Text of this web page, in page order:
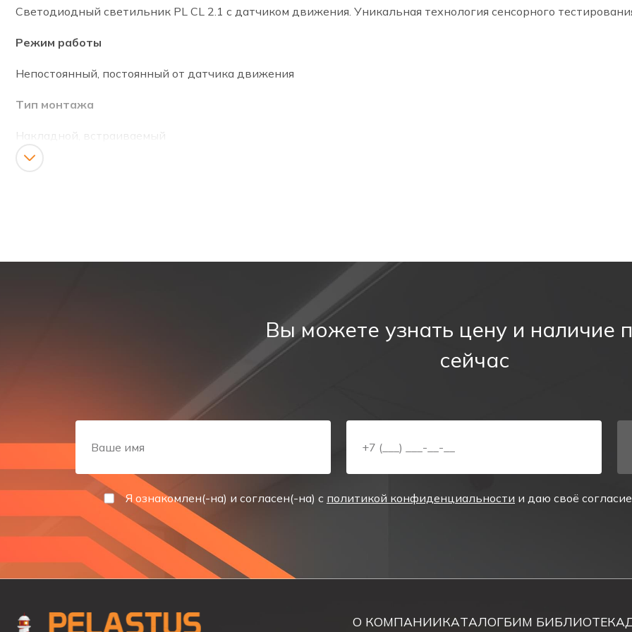
Способ монтажа
Светодиодный светильник PL CL 2.1 с датчиком движения. Уникальная технология сенсорного
Режим работы
Непостоянный, постоянный от датчика движения
Тип монтажа
Накладной, встраиваемый
Закрепите нижнюю часть корпуса на стене.
Вставьте провод переменного тока через отверстие в нижнем корпусе, подключите.
Подключитесь к источнику питания переменного тока.
Вставьте провод переменного тока через отверстие в нижнем корпусе.
Соберите светильник.
Установите на светильник дополнительный корпус для встраиваемого монтажа.
Наденьте пружины. Установите светильник.
Подключитесь к источнику питания переменного тока.
Датчик движения
Расстояние срабатывания датчика 6 метров.
Вы можете узнать цену и наличие
сейчас
Я ознакомлен(-на) и согласен(-на) с политикой конфиденциальности и даю своё
О КОМПАНИИКАТАЛОГБИМ БИБЛИОТЕКА